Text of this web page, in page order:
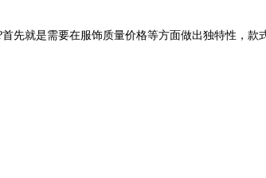
就是需要在服饰质量价格等方面做出独特性，款